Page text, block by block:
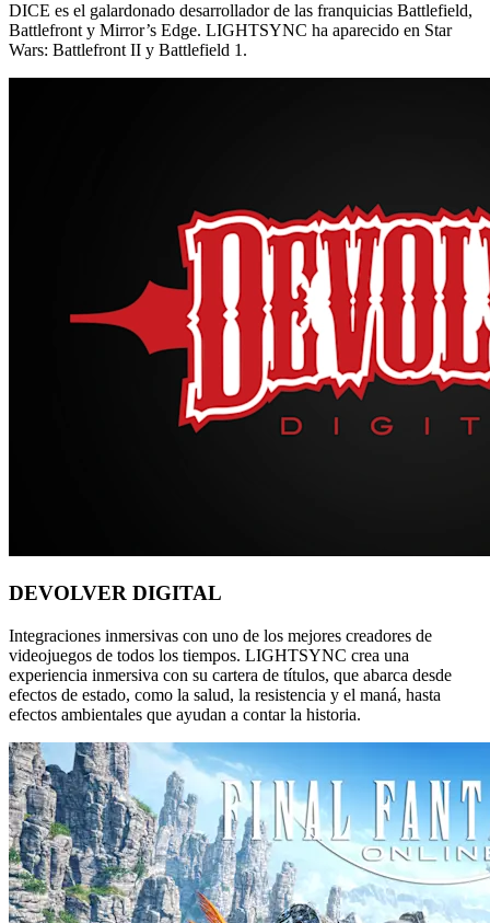
DICE es el galardonado desarrollador de las franquicias Battlefield,
Battlefront y Mirror’s Edge. LIGHTSYNC ha aparecido en Star
Wars: Battlefront II y Battlefield 1.
DEVOLVER DIGITAL
Integraciones inmersivas con uno de los mejores creadores de
videojuegos de todos los tiempos. LIGHTSYNC crea una
experiencia inmersiva con su cartera de títulos, que abarca desde
efectos de estado, como la salud, la resistencia y el maná, hasta
efectos ambientales que ayudan a contar la historia.